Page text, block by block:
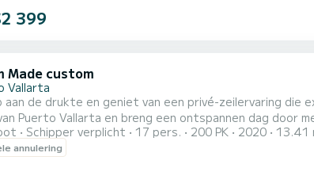
399
Made custom
Vallarta
aan de drukte en geniet van een privé-zeilervaring die
Puerto Vallarta en breng een ontspannen dag door
vissen, snorkelen, zwemmen en ontspanning in één privécharter. Gooi
uit terwijl je de baai doorkruist, gooi het anker uit in
Schipper verplicht 17 pers. 200 PK 2020 13.41
annulering